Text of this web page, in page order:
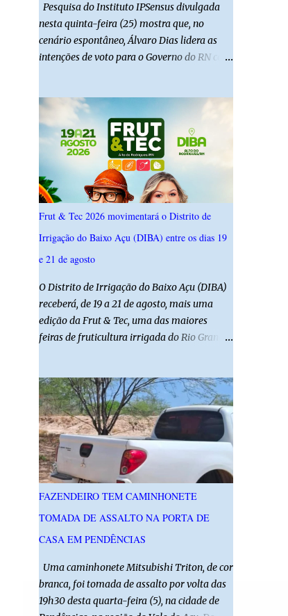
Pesquisa do Instituto IPSensus divulgada
nesta quinta-feira (25) mostra que, no
cenário espontâneo, Álvaro Dias lidera as
intenções de voto para o Governo do RN com
somaram 6,4% e outros 43,8% não
souberam responder. A pesquisa IPSsensus
ouviu 1.500 eleitores em todas as regiões do
Rio Grande do Norte entre os dias 18 e 22 de
junho de 2026. O levantamento possui
margem de erro de 2,5 pontos percentuais e
nível de confiança de 95%. Registro no TSE:
RN-09520/2026
Frut & Tec 2026 movimentará o Distrito de
Irrigação do Baixo Açu (DIBA) entre os dias 19
e 21 de agosto
O Distrito de Irrigação do Baixo Açu (DIBA)
receberá, de 19 a 21 de agosto, mais uma
edição da Frut & Tec, uma das maiores
feiras de fruticultura irrigada do Rio Grande
estudantes e profissionais do agronegócio,
com palestras de especialistas, visitas
técnicas a campo e uma ampla exposição de
empresas, instituições e tecnologias voltadas
ao setor. Além das atividades técnicas, a
feira contará com programação cultural. No
dia 20 de agosto, o público poderá prestigiar
o show de humor com Mução, seguido de
apresentação musical de Vê Barreto. A Frut
& Tec reforça a importância do Distrito de
fruticultura irrigada, promovendo
conhecimento, inovação e oportunidades
para o desenvolvimento do agronegócio
FAZENDEIRO TEM CAMINHONETE
TOMADA DE ASSALTO NA PORTA DE
CASA EM PENDÊNCIAS
Uma caminhonete Mitsubishi Triton, de cor
branca, foi tomada de assalto por volta das
19h30 desta quarta-feira (5), na cidade de